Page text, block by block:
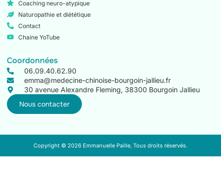
Coaching neuro-atypique
Naturopathie et diététique
Contact
Chaine YoTube
Coordonnées
06.09.40.62.90
emma@medecine-chinoise-bourgoin-jallieu.fr
30 avenue Alexandre Fleming, 38300 Bourgoin Jallieu
Nous contacter
Copyright © 2026 Emmanuelle Paille, Tous droits réservés.